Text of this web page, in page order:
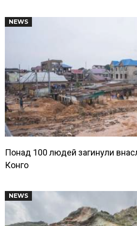
NEWS
Понад 100 людей загинули
Конго
NEWS